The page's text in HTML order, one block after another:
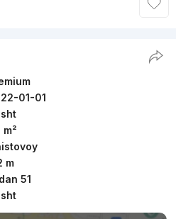
01-01
m
51